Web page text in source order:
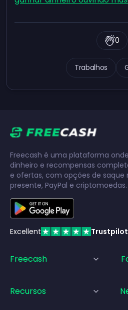
Trabalhos
0
Freecash é uma plataforma
dinheiro e recompensas
e ofertas, com opções de
presente, PayPal e criptomoedas.
Excellent Trustpilot
Freecash
Recursos